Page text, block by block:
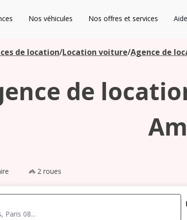
Nos véhicules Nos offres et services Aide
de location/Location voiture/Agence de
de
2 roues
pour voir les agences à